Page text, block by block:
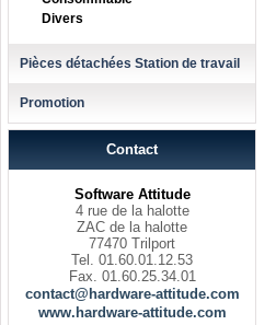
Divers
Pièces détachées Station de travail
Promotion
Contact
Software Attitude
4 rue de la halotte
ZAC de la halotte
77470 Trilport
Tel. 01.60.01.12.53
Fax. 01.60.25.34.01
contact@hardware-attitude.com
www.hardware-attitude.com